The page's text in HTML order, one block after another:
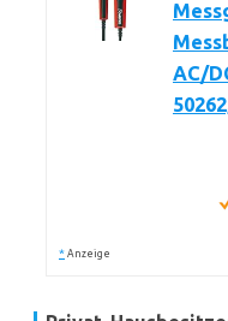
AC/
* Anzeige